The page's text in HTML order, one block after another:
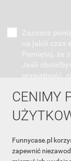
CENIMY
Funnycase.pl
zapewnić
INFORMACJA O